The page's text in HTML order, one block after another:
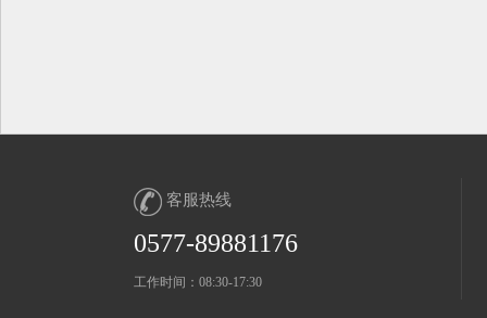
客服热线
0577-89881176
工作时间：08:30-17:30